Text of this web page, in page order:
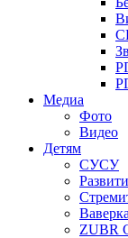
Медиа
Фото
Видео
Детям
СУСУ
ZUBR